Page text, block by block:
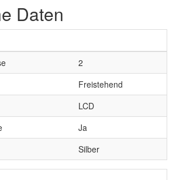
Daten
2
Freistehend
LCD
Ja
Silber